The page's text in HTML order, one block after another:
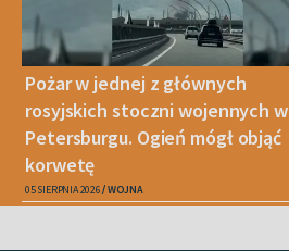
Pożar w jednej z głównych
rosyjskich stoczni wojennych w
Petersburgu. Ogień mógł objąć
korwetę
05 SIERPNIA 2026 WOJNA